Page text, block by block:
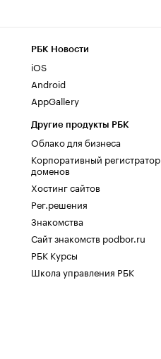
РБК Новости
iOS
Android
AppGallery
Другие продукты РБК
Облако для бизнеса
Корпоративный регистратор
доменов
Хостинг сайтов
Рег.решения
Знакомства
Сайт знакомств podbor.ru
РБК Курсы
Школа управления РБК